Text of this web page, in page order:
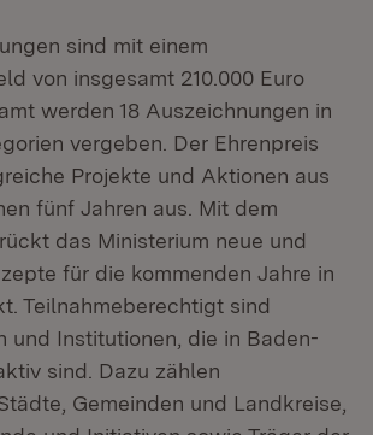
sind mit einem
von insgesamt 210.000 Euro
werden 18 Auszeichnungen in
vergeben. Der Ehrenpreis
Projekte und Aktionen aus
fünf Jahren aus. Mit dem
das Ministerium neue und
für die kommenden Jahre in
Teilnahmeberechtigt sind
und Institutionen, die in Baden-
sind. Dazu zählen
Gemeinden und Landkreise,